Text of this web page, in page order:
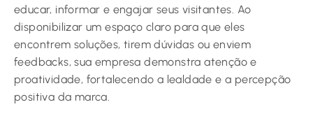
educar, informar e engajar seus visitantes. Ao
disponibilizar um espaço claro para que eles
encontrem soluções, tirem dúvidas ou enviem
feedbacks, sua empresa demonstra atenção e
proatividade, fortalecendo a lealdade e a percepção
positiva da marca.